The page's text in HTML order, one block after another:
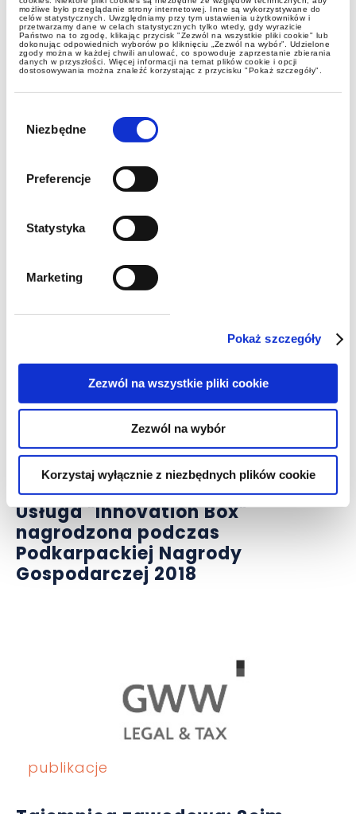
możliwe było przeglądanie strony internetowej. Inne są wykorzystywane do
celów statystycznych. Uwzględniamy przy tym ustawienia użytkowników i
przetwarzamy dane w celach statystycznych tylko wtedy, gdy wyrazicie
Państwo na to zgodę, klikając przycisk "Zezwól na wszystkie pliki cookie" lub
dokonując odpowiednich wyborów po kliknięciu „Zezwól na wybór”. Udzielone
zgody można w każdej chwili anulować, co spowoduje zaprzestanie zbierania
danych w przyszłości. Więcej informacji na temat plików cookie i opcji
dostosowywania można znaleźć korzystając z przycisku "Pokaż szczegóły".
zgody
Niezbędne
Preferencje
Statystyka
Marketing
Pokaż szczegóły
Zezwól na wszystkie pliki cookie
Zezwól na wybór
Korzystaj wyłącznie z niezbędnych plików cookie
Brussels 2018
II Rzeszowskie Forum
"Technologie w medycynie"
aktualności
Usługa "Innovation Box"
nagrodzona podczas
Podkarpackiej Nagrody
Gospodarczej 2018
publikacje